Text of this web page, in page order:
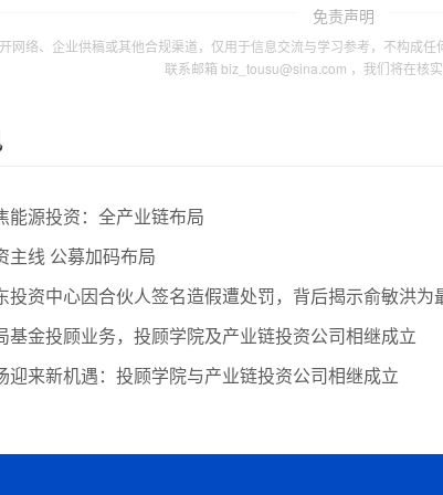
免责声明
网络、企业供稿或其他合规渠道，仅用于信息交流与学习参考，不构成
联系邮箱 biz_tousu@sina.com ，我们将在核实
能源投资：全产业链布局
主线 公募加码布局
投资中心因合伙人签名造假遭处罚，背后揭示俞敏洪为
基金投顾业务，投顾学院及产业链投资公司相继成立
迎来新机遇：投顾学院与产业链投资公司相继成立